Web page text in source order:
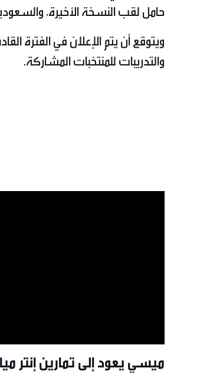
حامل لقب النسخة الأخيرة،
ويتوقع أن يتم الإعلان في الفترة
والتدريبات للمنتخبات المشاركة.
ميسي يعود إلى تمارين إنتر